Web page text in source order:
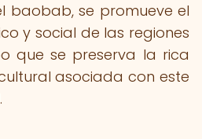
baobab, se promueve el
y social de las regiones
que se preserva la rica
asociada con este